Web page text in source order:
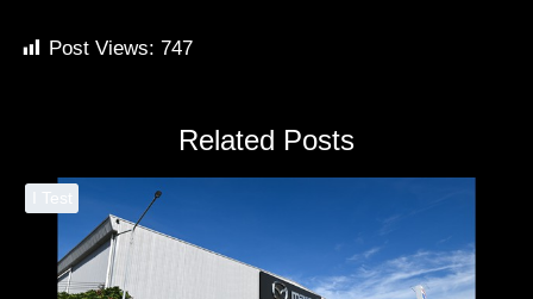
Post Views: 747
Related Posts
I Test